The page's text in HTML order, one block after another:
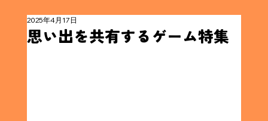
思い出を共有するゲーム特集
2025年4月17日